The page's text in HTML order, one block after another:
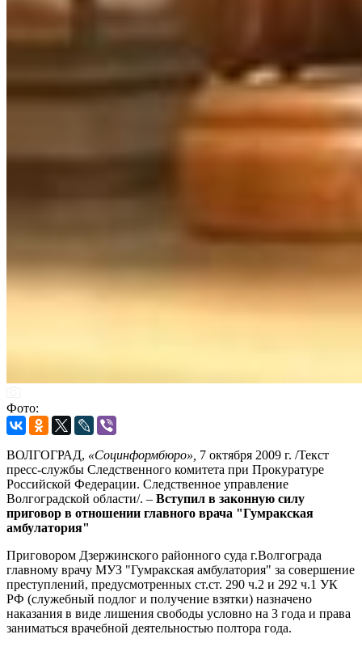
Фото:
ВОЛГОГРАД, «Социнформбюро», 7 октября 2009 г. /Текст
пресс-службы Следственного комитета при Прокуратуре
Российской Федерации. Следственное управление
Волгоградской области/. – Вступил в законную силу
приговор в отношении главного врача "Гумракская
амбулатория"
Приговором Дзержинского районного суда г.Волгограда
главному врачу МУЗ "Гумракская амбулатория" за совершение
преступлений, предусмотренных ст.ст. 290 ч.2 и 292 ч.1 УК
РФ (служебный подлог и получение взятки) назначено
наказания в виде лишения свободы условно на 3 года и права
заниматься врачебной деятельностью полтора года.